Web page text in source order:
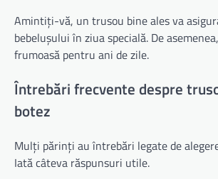
Amintiți-vă, un trusou bine ales va
bebelușului în ziua specială. De
frumoasă pentru ani de zile.
Întrebări frecvente despre
botez
Mulți părinți au întrebări legate de
Iată câteva răspunsuri utile.